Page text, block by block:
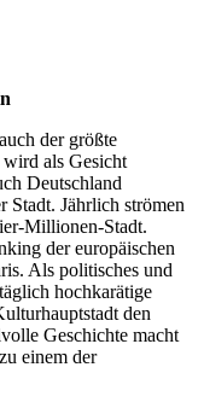
der größte
als Gesicht
Deutschland
Stadt. Jährlich strömen
Millionen-Stadt.
der europäischen
Als politisches und
hochkarätige
den
Geschichte macht
einem der